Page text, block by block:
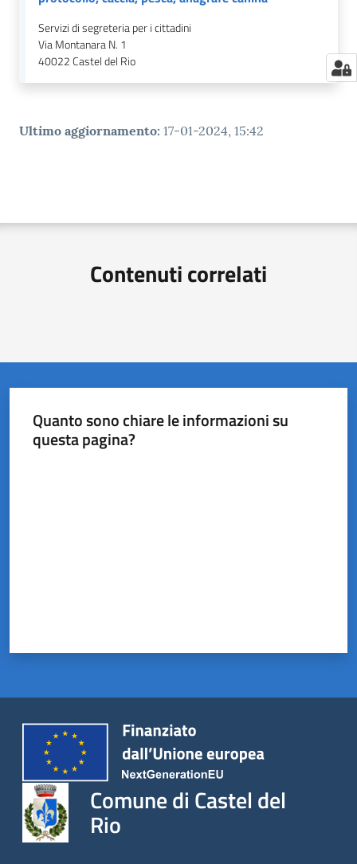
Servizi di segreteria per i cittadini
Via Montanara N. 1
40022Castel del Rio
Ultimo aggiornamento: 17-01-2024, 15:42
Contenuti correlati
Quanto sono chiare le informazioni su
questa pagina?
Comune di Castel del
Rio